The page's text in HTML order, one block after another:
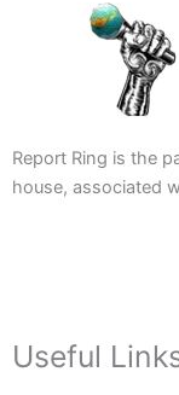
Report Ring is the
house, associated
Useful